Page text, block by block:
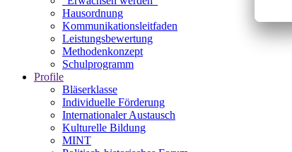
Hausordnung
Kommunikationsleitfaden
Leistungsbewertung
Methodenkonzept
Schulprogramm
Profile
Bläserklasse
Individuelle Förderung
Internationaler Austausch
Kulturelle Bildung
MINT